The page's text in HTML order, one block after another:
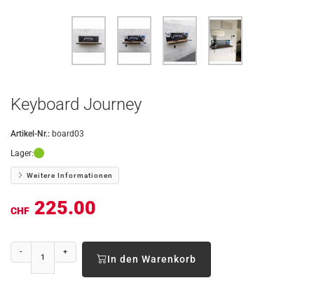
Keyboard Journey
Artikel-Nr.: board03
Lager:
Weitere Informationen
CHF 225.00
- +
In den Warenkorb